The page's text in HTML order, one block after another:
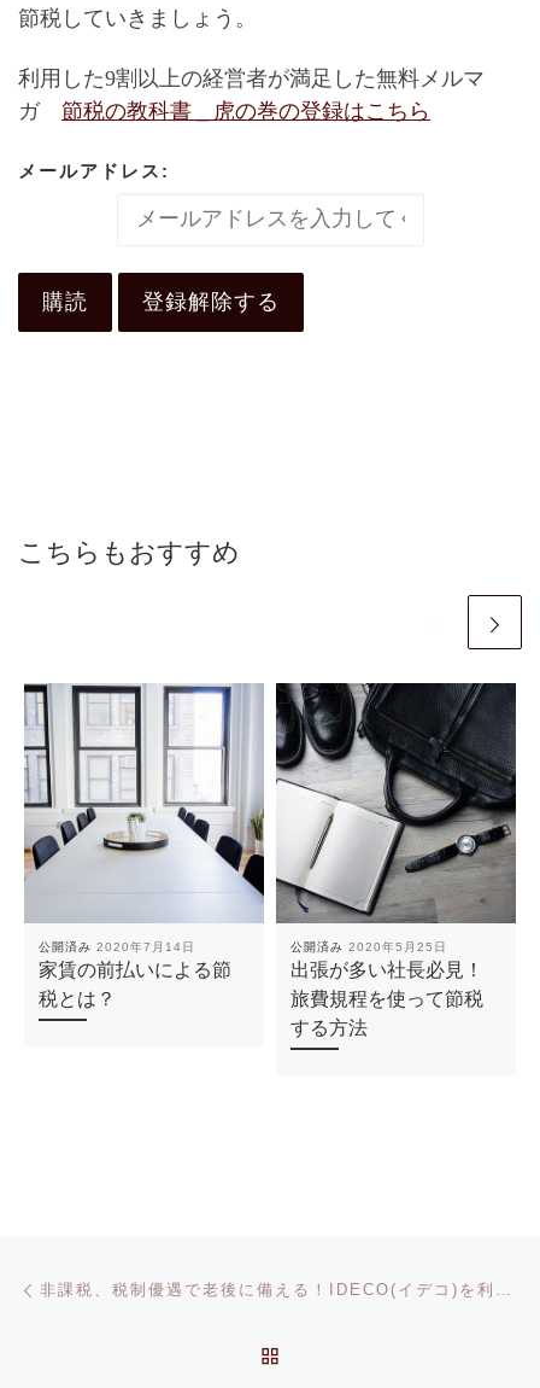
節税していきましょう。
利用した9割以上の経営者が満足した無料メルマ
ガ 節税の教科書＿虎の巻の登録はこちら
メールアドレス:
こちらもおすすめ
公開済み 2020年7月14日
家賃の前払いによる節
税とは？
公開済み 2020年5月25日
出張が多い社長必見！
旅費規程を使って節税
する方法
投稿ナビゲーション 非課税、税制優遇で老後に備える！IDECO(イデコ)を利用した節税についてご紹介！